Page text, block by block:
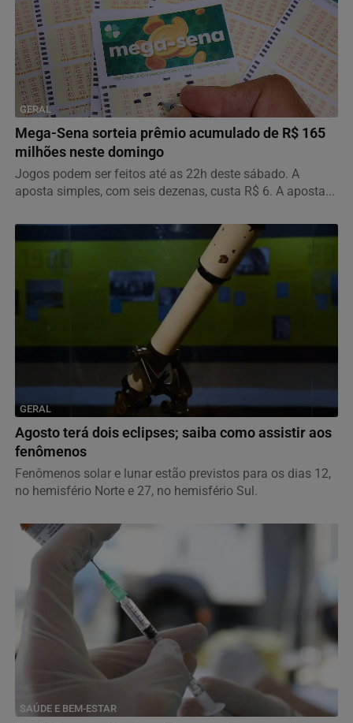
GERAL
Mega-Sena sorteia prêmio acumulado de R$ 165
milhões neste domingo
Jogos podem ser feitos até as 22h deste sábado. A
aposta simples, com seis dezenas, custa R$ 6. A aposta...
GERAL
Agosto terá dois eclipses; saiba como assistir aos
fenômenos
Fenômenos solar e lunar estão previstos para os dias 12,
no hemisfério Norte e 27, no hemisfério Sul.
SAÚDE E BEM-ESTAR